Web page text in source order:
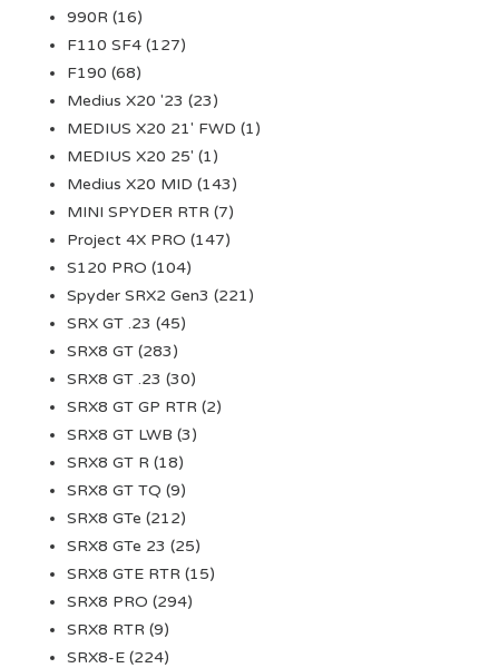
990R (16)
F110 SF4 (127)
F190 (68)
Medius X20 '23 (23)
MEDIUS X20 21' FWD (1)
MEDIUS X20 25' (1)
Medius X20 MID (143)
MINI SPYDER RTR (7)
Project 4X PRO (147)
S120 PRO (104)
Spyder SRX2 Gen3 (221)
SRX GT .23 (45)
SRX8 GT (283)
SRX8 GT .23 (30)
SRX8 GT GP RTR (2)
SRX8 GT LWB (3)
SRX8 GT R (18)
SRX8 GT TQ (9)
SRX8 GTe (212)
SRX8 GTe 23 (25)
SRX8 GTE RTR (15)
SRX8 PRO (294)
SRX8 RTR (9)
SRX8-E (224)